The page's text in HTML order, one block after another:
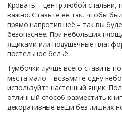
Кровать – центр любой спальни,
важно. Ставьте её так, чтобы
прямо напротив неё – так вы
безопаснее. При небольших
ящиками или подушечные
постельное бельё.
Тумбочки лучше всего ставить
места мало – возьмите одну
используйте настенный ящик.
отличный способ разместить
декоративные вещи без лишних